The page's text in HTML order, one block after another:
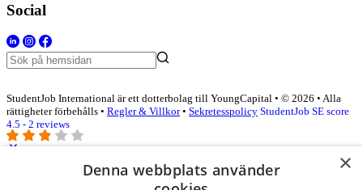
Social
StudentJob International är ett dotterbolag till YoungCapital • © 2026 • Alla
rättigheter förbehålls • Regler & Villkor• Sekretesspolicy StudentJob SE score
4.5 - 2 reviews
×
Denna webbplats använder